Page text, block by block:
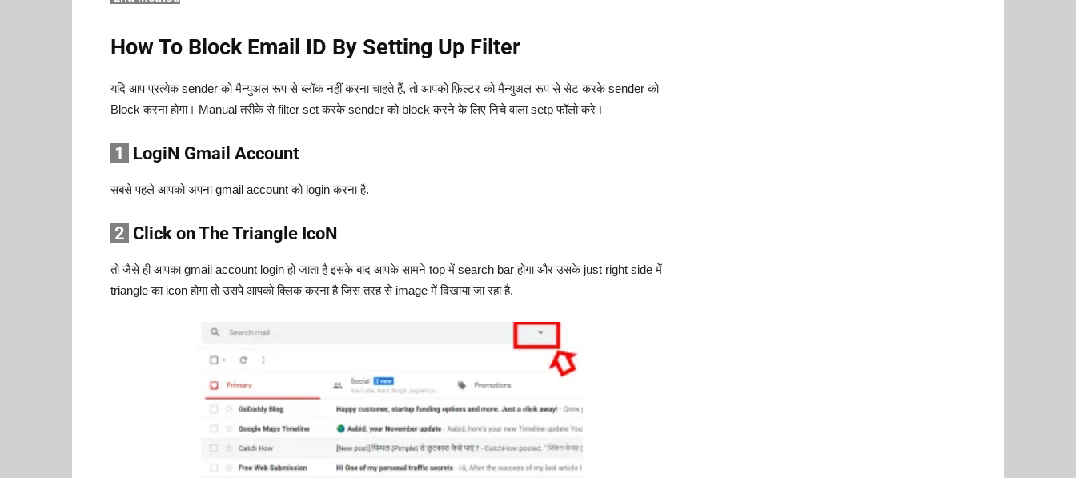
How To Block Email ID By Setting Up Filter
यदि आप प्रत्येक sender को मैन्युअल रूप से ब्लॉक नहीं करना चाहते हैं, तो आपको फ़िल्टर को मैन्युअल रूप से सेट करके sender को
Block करना होगा। Manual तरीके से filter set करके sender को block करने के लिए निचे वाला setp फॉलो करे।
1 LogiN Gmail Account
सबसे पहले आपको अपना gmail account को login करना है.
2 Click on The Triangle IcoN
तो जैसे ही आपका gmail account login हो जाता है इसके बाद आपके सामने top में search bar होगा और उसके just right side में
triangle का icon होगा तो उसपे आपको क्लिक करना है जिस तरह से image में दिखाया जा रहा है.